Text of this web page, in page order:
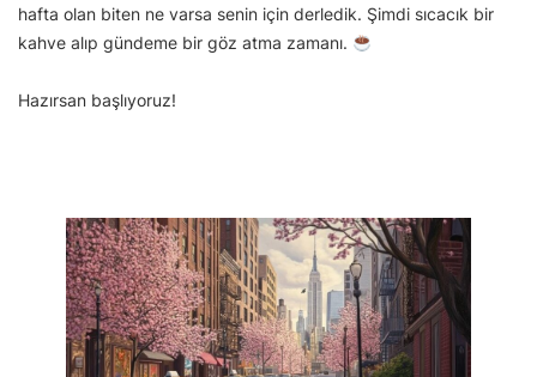
hafta olan biten ne varsa senin için derledik. Şimdi sıcacık bir
kahve alıp gündeme bir göz atma zamanı.
Hazırsan başlıyoruz!